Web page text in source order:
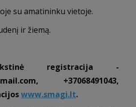
su amatininku vietoje.
ir žiemą.
registracija -
, +37068491043,
www.smagi.lt.